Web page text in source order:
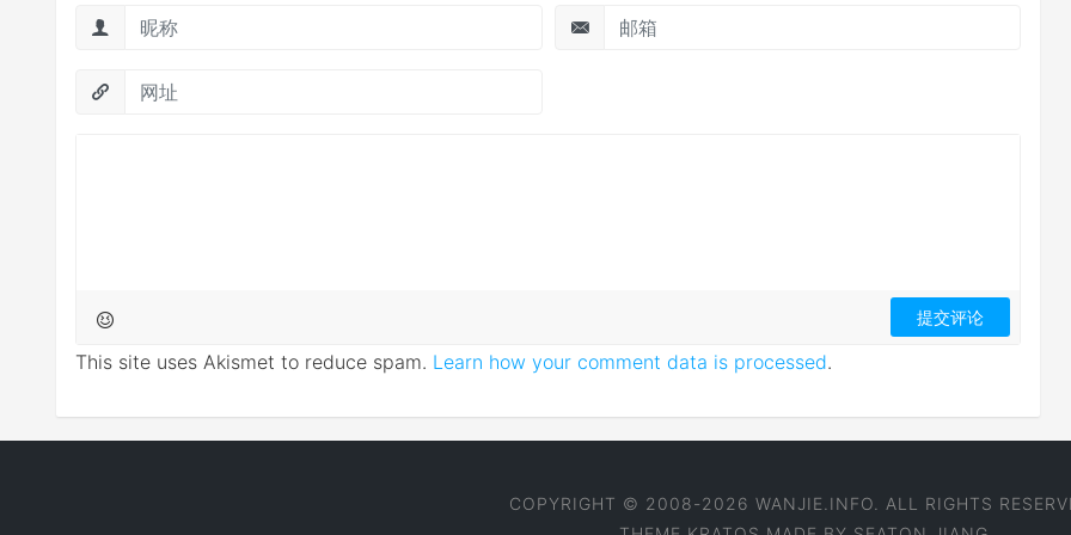
This site uses Akismet to reduce spam. Learn how your comment data is processed.
COPYRIGHT © 2008-2026 WANJIE.INFO. ALL RIGHTS